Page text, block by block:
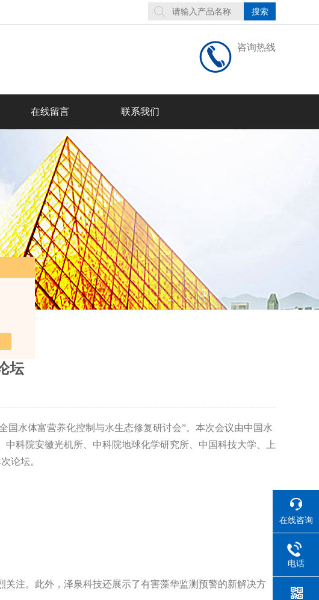
咨询热线
在线留言 联系我们
坛
国水体富营养化控制与水生态修复研讨会”。本次会议由中国水
科院安徽光机所、中科院地球化学研究所、中国科技大学、上
论坛。
注。此外，泽泉科技还展示了有害藻华监测预警的新解决方
在线咨询
电话